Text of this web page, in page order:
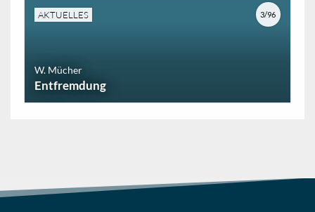
AKTUELLES
W. Mücher
Entfremdung
3/96